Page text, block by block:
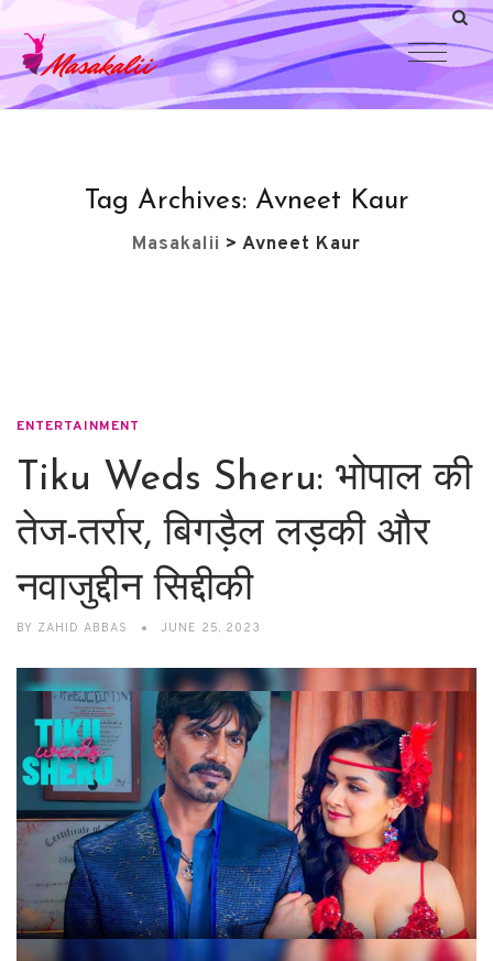
Tag Archives: Avneet Kaur
Masakalii > Avneet Kaur
ENTERTAINMENT
Tiku Weds Sheru: भोपाल की
तेज-तर्रार, बिगड़ैल लड़की और
नवाजुद्दीन सिद्दीकी
BY ZAHID ABBAS JUNE 25, 2023